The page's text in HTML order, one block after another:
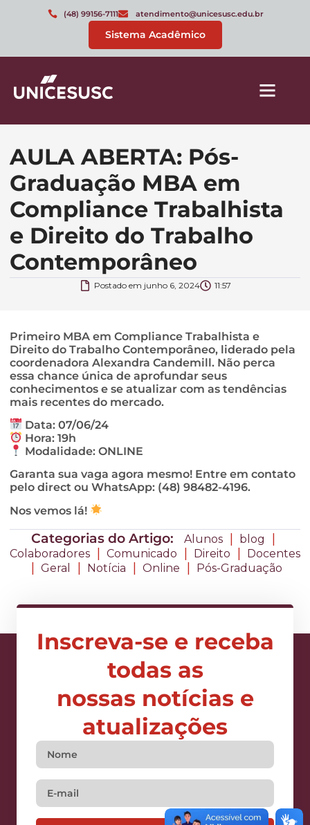
(48) 99156-7111 atendimento@unicesusc.edu.br
Sistema Acadêmico
AULA ABERTA: Pós-
Graduação MBA em
Compliance Trabalhista
e Direito do Trabalho
Contemporâneo
Postado em junho 6, 2024 11:57
Primeiro MBA em Compliance Trabalhista e
Direito do Trabalho Contemporâneo, liderado pela
coordenadora Alexandra Candemill. Não perca
essa chance única de aprofundar seus
conhecimentos e se atualizar com as tendências
mais recentes do mercado.
Data: 07/06/24
Hora: 19h
Modalidade: ONLINE
Garanta sua vaga agora mesmo! Entre em contato
pelo direct ou WhatsApp: (48) 98482-4196.
Nos vemos lá!
Categorias do Artigo: Alunos | blog |
Colaboradores | Comunicado | Direito | Docentes
| Geral | Notícia | Online | Pós-Graduação
Inscreva-se e receba
todas as
nossas notícias e
atualizações